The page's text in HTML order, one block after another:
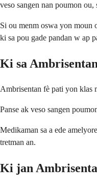
veso sangen nan poumon
Si ou menm oswa yon moun
ki sa pou gade pandan w ap
Ki sa
Ambrisentan fè pati yon klas
Panse ak veso sangen
Medikaman sa a ede
tretman an.
Ki jan